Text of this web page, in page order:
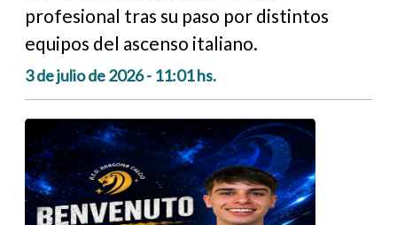
profesional tras su paso por distintos
equipos del ascenso italiano.
3 de julio de 2026 - 11:01 hs.